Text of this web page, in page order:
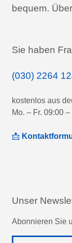
bequem.
Sie haben
(030) 2264
kostenlos aus
Mo. – Fr. 09:00
📩
Unser
Abonnieren Sie